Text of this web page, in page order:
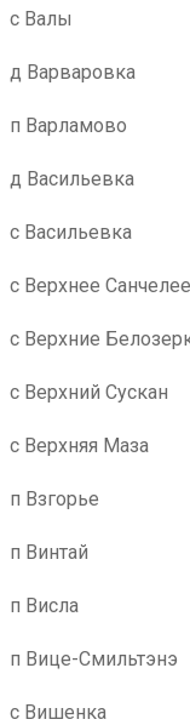
с Валы
д Варваровка
п Варламово
д Васильевка
с Васильевка
с Верхнее
с Верхние
с Верхний Сускан
с Верхняя Маза
п Взгорье
п Винтай
п Висла
п Вице-Смильтэнэ
с Вишенка